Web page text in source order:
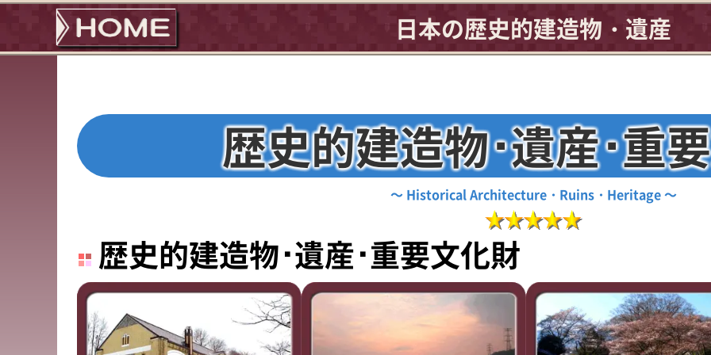
日本の歴史的建造物・遺産
歴史的建造物･遺産･重
Historical Architecture・Ruins・Heritage
歴史的建造物･遺産･重要文化財